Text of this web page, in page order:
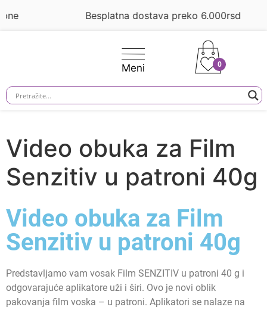
Besplatna dostava preko 6.000rsd
0
Video obuka za Film
Senzitiv u patroni 40g
Video obuka za Film
Senzitiv u patroni 40g
Predstavljamo vam vosak Film SENZITIV u patroni 40 g i
odgovarajuće aplikatore uži i širi. Ovo je novi oblik
pakovanja film voska – u patroni. Aplikatori se nalaze na